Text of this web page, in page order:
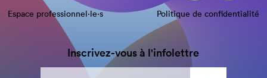
Espace professionnel·le⋅s
Politique de confidentialité
Inscrivez-vous à l'infolettre